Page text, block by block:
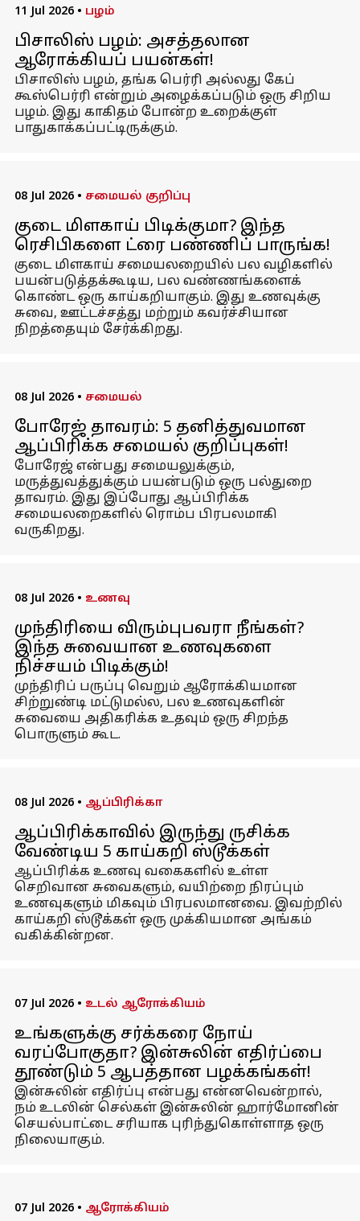
11 Jul 2026 • பழம்
பிசாலிஸ் பழம்: அசத்தலான
ஆரோக்கியப் பயன்கள்!
பிசாலிஸ் பழம், தங்க பெர்ரி அல்லது கேப்
கூஸ்பெர்ரி என்றும் அழைக்கப்படும் ஒரு சிறிய
பழம். இது காகிதம் போன்ற உறைக்குள்
பாதுகாக்கப்பட்டிருக்கும்.
08 Jul 2026 • சமையல் குறிப்பு
குடை மிளகாய் பிடிக்குமா? இந்த
ரெசிபிகளை ட்ரை பண்ணிப் பாருங்க!
குடை மிளகாய் சமையலறையில் பல வழிகளில்
பயன்படுத்தக்கூடிய, பல வண்ணங்களைக்
கொண்ட ஒரு காய்கறியாகும். இது உணவுக்கு
சுவை, ஊட்டச்சத்து மற்றும் கவர்ச்சியான
நிறத்தையும் சேர்க்கிறது.
08 Jul 2026 • சமையல்
போரேஜ் தாவரம்: 5 தனித்துவமான
ஆப்பிரிக்க சமையல் குறிப்புகள்!
போரேஜ் என்பது சமையலுக்கும்,
மருத்துவத்துக்கும் பயன்படும் ஒரு பல்துறை
தாவரம். இது இப்போது ஆப்பிரிக்க
சமையலறைகளில் ரொம்ப பிரபலமாகி
வருகிறது.
08 Jul 2026 • உணவு
முந்திரியை விரும்புபவரா நீங்கள்?
இந்த சுவையான உணவுகளை
நிச்சயம் பிடிக்கும்!
முந்திரிப் பருப்பு வெறும் ஆரோக்கியமான
சிற்றுண்டி மட்டுமல்ல, பல உணவுகளின்
சுவையை அதிகரிக்க உதவும் ஒரு சிறந்த
பொருளும் கூட.
08 Jul 2026 • ஆப்பிரிக்கா
ஆப்பிரிக்காவில் இருந்து ருசிக்க
வேண்டிய 5 காய்கறி ஸ்டூக்கள்
ஆப்பிரிக்க உணவு வகைகளில் உள்ள
செறிவான சுவைகளும், வயிற்றை நிரப்பும்
உணவுகளும் மிகவும் பிரபலமானவை. இவற்றில்
காய்கறி ஸ்டூக்கள் ஒரு முக்கியமான அங்கம்
வகிக்கின்றன.
07 Jul 2026 • உடல் ஆரோக்கியம்
உங்களுக்கு சர்க்கரை நோய்
வரப்போகுதா? இன்சுலின் எதிர்ப்பை
தூண்டும் 5 ஆபத்தான பழக்கங்கள்!
இன்சுலின் எதிர்ப்பு என்பது என்னவென்றால்,
நம் உடலின் செல்கள் இன்சுலின் ஹார்மோனின்
செயல்பாட்டை சரியாக புரிந்துகொள்ளாத ஒரு
நிலையாகும்.
07 Jul 2026 • ஆரோக்கியம்